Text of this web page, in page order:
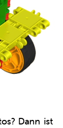
Dann ist